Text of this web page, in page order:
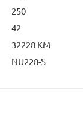
250
42
32228 КМ
NU228-S